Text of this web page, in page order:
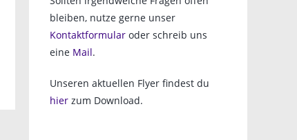
bleiben, nutze gerne unser
Kontaktformular oder schreib uns
eine Mail.
Unseren aktuellen Flyer findest du
hier zum Download.